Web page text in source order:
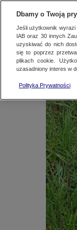
Dbamy o Twoją
Jeśli użytkownik wyrazi
IAB oraz 30innych
uzyskiwać do nich
się to poprzez
plikach cookie.
uzasadniony interes w
Polityka Prywatności